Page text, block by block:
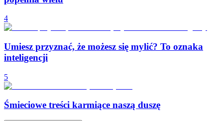
4
Umiesz przyznać, że możesz się mylić? To oznaka
inteligencji
5
Śmieciowe treści karmiące naszą duszę